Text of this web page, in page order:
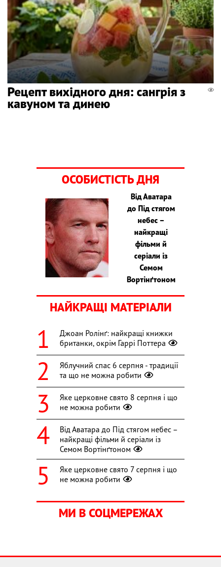
Рецепт вихідного дня: сангрія з
кавуном та динею
ОСОБИСТІСТЬ ДНЯ
Від Аватара
до Під стягом
небес –
найкращі
фільми й
серіали із
Семом
Вортінґтоном
НАЙКРАЩІ МАТЕРІАЛИ
Джоан Ролінґ: найкращі книжки
британки, окрім Гаррі Поттера
Яблучний спас 6 серпня - традиції
та що не можна робити
Яке церковне свято 8 серпня і що
не можна робити
Від Аватара до Під стягом небес –
найкращі фільми й серіали із
Семом Вортінґтоном
Яке церковне свято 7 серпня і що
не можна робити
МИ В СОЦМЕРЕЖАХ